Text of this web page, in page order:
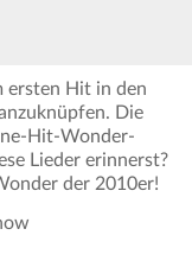
ersten Hit in den
Die
Hit-Wonder-
Lieder erinnerst?
der 2010er!